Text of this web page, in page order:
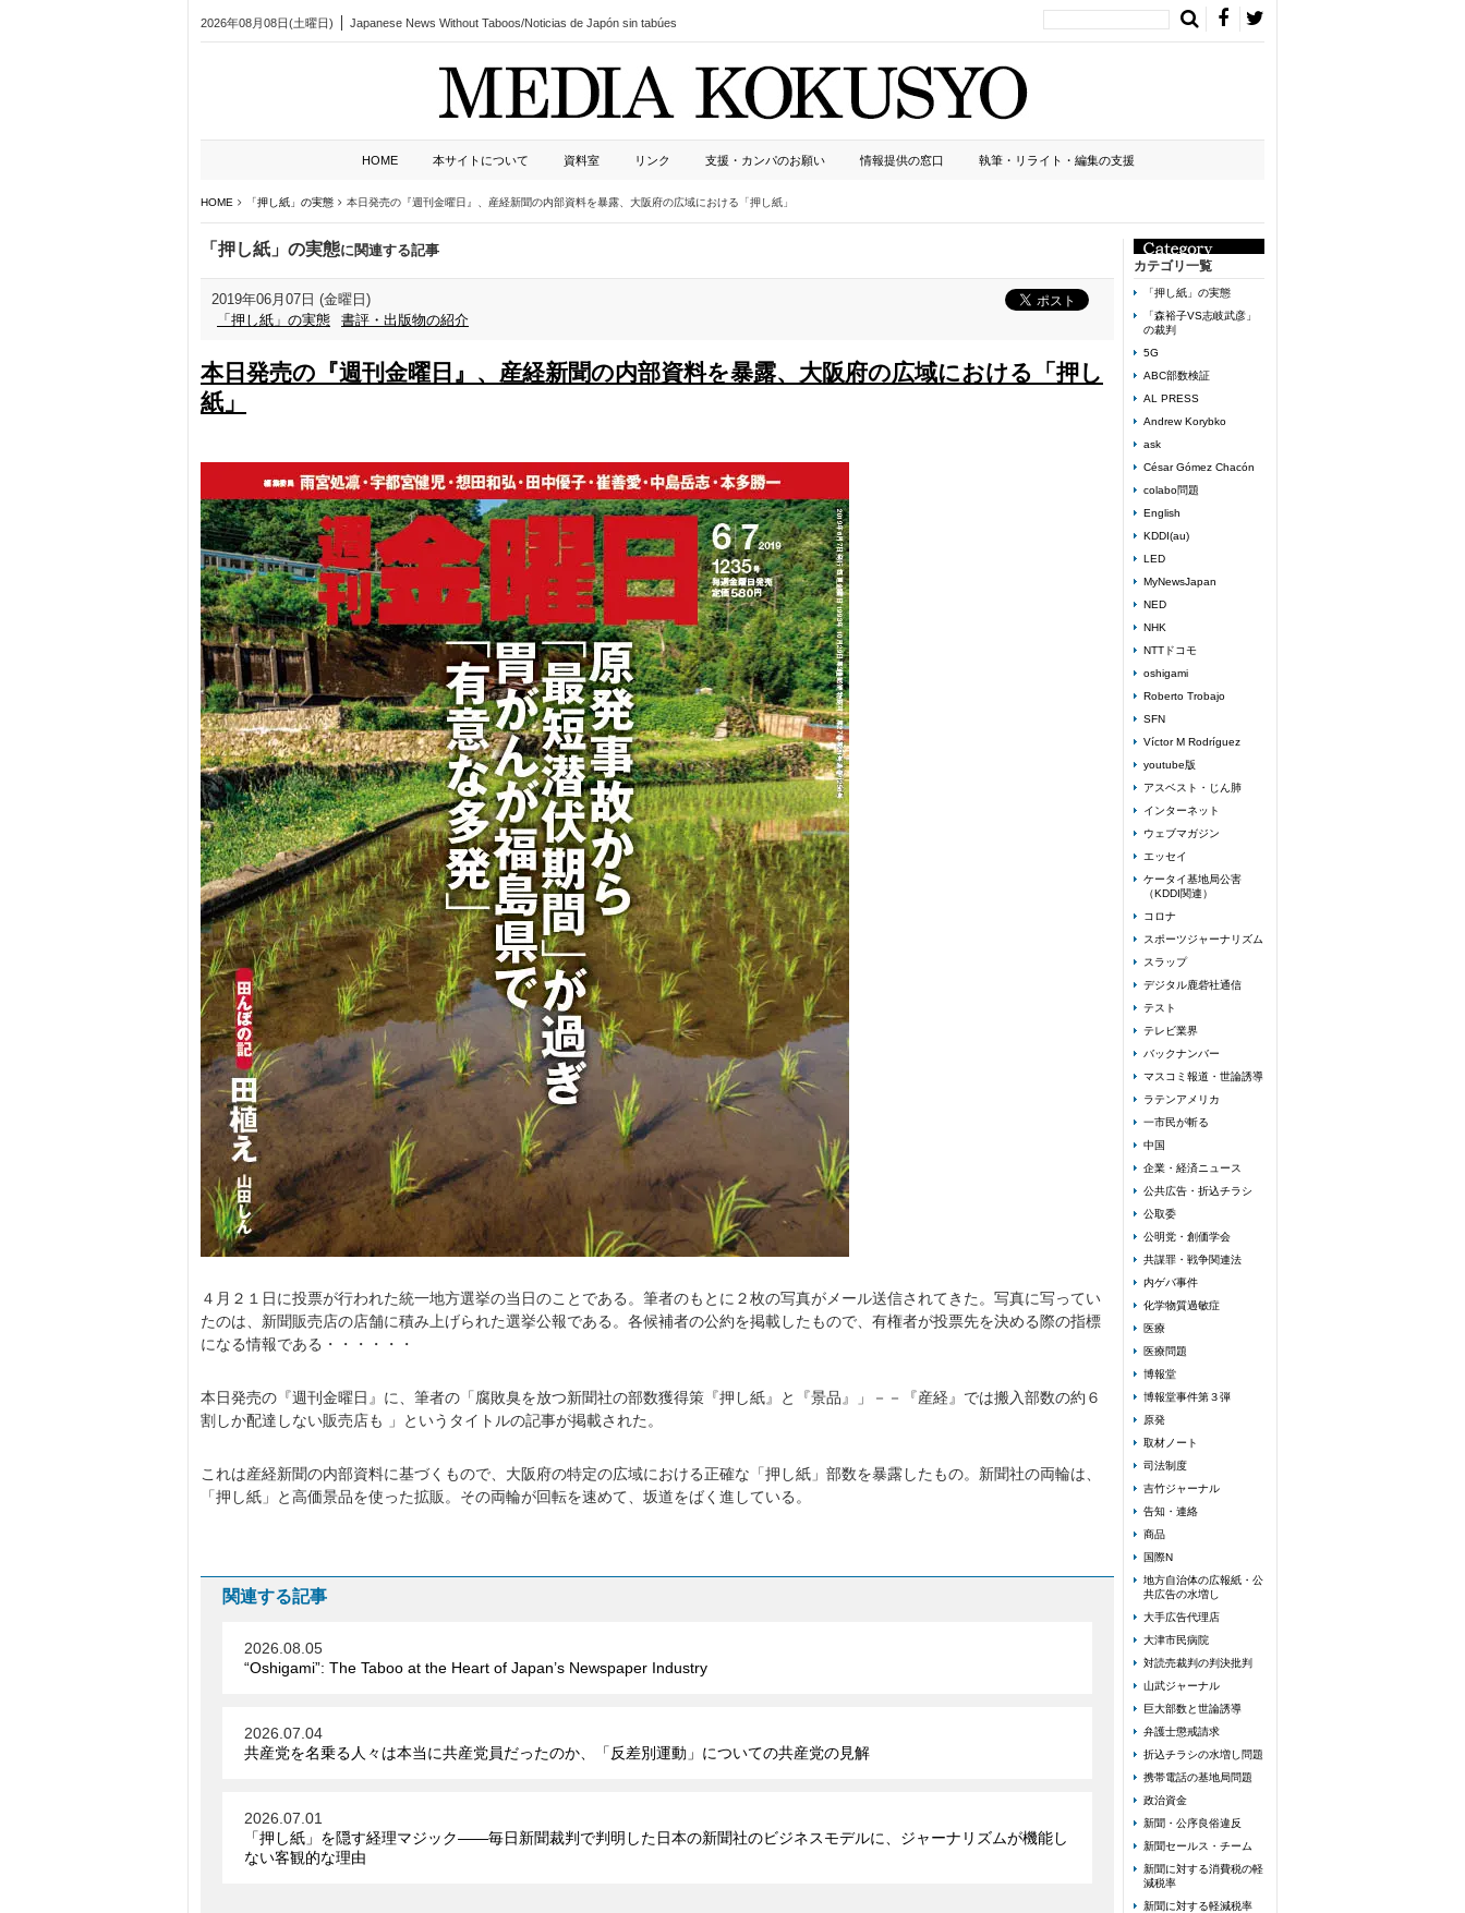
2026年08月08日(土曜日) Japanese News Without Taboos/Noticias de Japón sin tabúes
HOME 本サイトについて 資料室 リンク 支援・カンパのお願い 情報提供の窓口 執筆・リライト・編集の支援
HOME 「押し紙」の実態 本日発売の『週刊金曜日』、産経新聞の内部資料を暴露、大阪府の広域における「押し紙」
「押し紙」の実態に関連する記事
2019年06月07日 (金曜日)
「押し紙」の実態
書評・出版物の紹介
本日発売の『週刊金曜日』、産経新聞の内部資料を暴露、大阪府の広域における「押し
紙」
４月２１日に投票が行われた統一地方選挙の当日のことである。筆者のもとに２枚の写真がメール送信されてきた。写真に写ってい
たのは、新聞販売店の店舗に積み上げられた選挙公報である。各候補者の公約を掲載したもので、有権者が投票先を決める際の指標
になる情報である・・・・・・
本日発売の『週刊金曜日』に、筆者の「腐敗臭を放つ新聞社の部数獲得策『押し紙』と『景品』」－－『産経』では搬入部数の約６
割しか配達しない販売店も 」というタイトルの記事が掲載された。
これは産経新聞の内部資料に基づくもので、大阪府の特定の広域における正確な「押し紙」部数を暴露したもの。新聞社の両輪は、
「押し紙」と高価景品を使った拡販。その両輪が回転を速めて、坂道をばく進している。
関連する記事
2026.08.05
“Oshigami”: The Taboo at the Heart of Japan’s Newspaper Industry
2026.07.04
共産党を名乗る人々は本当に共産党員だったのか、「反差別運動」についての共産党の見解
2026.07.01
「押し紙」を隠す経理マジック――毎日新聞裁判で判明した日本の新聞社のビジネスモデルに、ジャーナリズムが機能し
ない客観的な理由
カテゴリ一覧
「押し紙」の実態
「森裕子VS志岐武彦」
の裁判
5G
ABC部数検証
AL PRESS
Andrew Korybko
ask
César Gómez Chacón
colabo問題
English
KDDI(au)
LED
MyNewsJapan
NED
NHK
NTTドコモ
oshigami
Roberto Trobajo
SFN
Víctor M Rodríguez
youtube版
アスベスト・じん肺
インターネット
ウェブマガジン
エッセイ
ケータイ基地局公害
（KDDI関連）
コロナ
スポーツジャーナリズム
スラップ
デジタル鹿砦社通信
テスト
テレビ業界
バックナンバー
マスコミ報道・世論誘導
ラテンアメリカ
一市民が斬る
中国
企業・経済ニュース
公共広告・折込チラシ
公取委
公明党・創価学会
共謀罪・戦争関連法
内ゲバ事件
化学物質過敏症
医療
医療問題
博報堂
博報堂事件第３弾
原発
取材ノート
司法制度
吉竹ジャーナル
告知・連絡
商品
国際N
地方自治体の広報紙・公
共広告の水増し
大手広告代理店
大津市民病院
対読売裁判の判決批判
山武ジャーナル
巨大部数と世論誘導
弁護士懲戒請求
折込チラシの水増し問題
携帯電話の基地局問題
政治資金
新聞・公序良俗違反
新聞セールス・チーム
新聞に対する消費税の軽
減税率
新聞に対する軽減税率